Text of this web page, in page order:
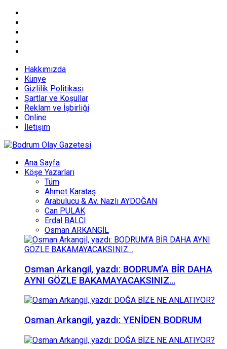
Hakkımızda
Künye
Gizlilik Politikası
Şartlar ve Koşullar
Reklam ve İşbirliği
Online
İletişim
Ana Sayfa
Köşe Yazarları
Tüm
Ahmet Karataş
Arabulucu & Av. Nazlı AYDOĞAN
Can PULAK
Erdal BALCI
Osman ARKANGİL
Osman Arkangil, yazdı: BODRUM’A BİR DAHA
AYNI GÖZLE BAKAMAYACAKSINIZ…
Osman Arkangil, yazdı: YENİDEN BODRUM